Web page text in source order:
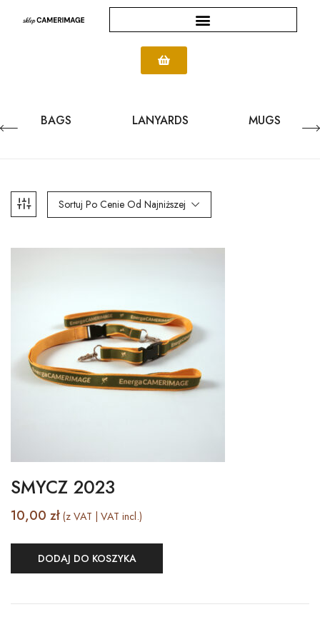
BAGS LANYARDS MUGS
Sortuj Po Cenie Od Najniższej
SMYCZ 2023
10,00 zł (z VAT | VAT incl.)
DODAJ DO KOSZYKA